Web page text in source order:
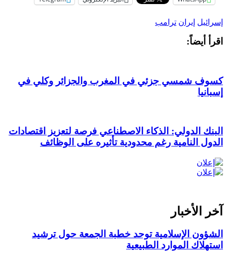
إسرائيل إيران ترامب
اقرأ أيضاً:
كسوف شمسي جزئي في المغرب والجزائر وكلي في
إسبانيا
البنك الدولي: الذكاء الاصطناعي فرصة لتعزيز اقتصادات
الدول النامية رغم محدودية تأثيره على الوظائف
آخر الأخبار
الشؤون الإسلامية توحد خطبة الجمعة حول ترشيد
استهلاك الموارد الطبيعية